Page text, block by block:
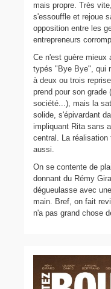
mais propre. Très
s'essouffle et rejoue
opposition entre les
entrepreneurs
Ce n'est guère mieux
typés "Bye Bye", qui
à deux ou trois
prend pour son
société...), mais la
solide, s'épivardant
impliquant Rita sans
central. La
aussi.
On se contente de
donnant du Rémy
dégueulasse avec
main. Bref, on fait
n'a pas grand chose